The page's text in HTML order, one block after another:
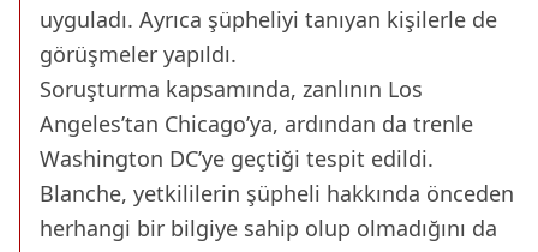
uyguladı. Ayrıca şüpheliyi tanıyan kişilerle de
görüşmeler yapıldı.
Soruşturma kapsamında, zanlının Los
Angeles’tan Chicago’ya, ardından da trenle
Washington DC’ye geçtiği tespit edildi.
Blanche, yetkililerin şüpheli hakkında önceden
herhangi bir bilgiye sahip olup olmadığını da